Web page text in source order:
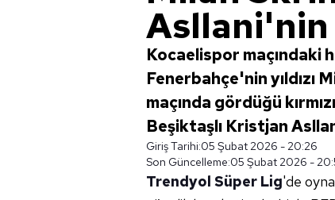
Asllani'nin
Kocaelispor maçındaki
Fenerbahçe'nin yıldızı
maçında gördüğü
Beşiktaşlı Kristjan
Giriş Tarihi:05 Şubat 2026 - 20:26
Son Güncelleme:05 Şubat 2026 -
Trendyol Süper Lig'de